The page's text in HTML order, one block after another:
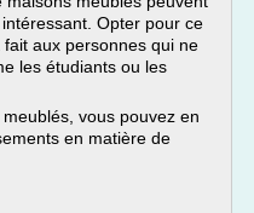
Opter pour ce
aux personnes qui ne
les étudiants ou les
vous pouvez en
en matière de